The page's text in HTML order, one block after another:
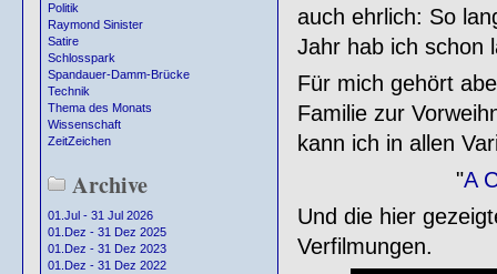
Politik
Raymond Sinister
Satire
Schlosspark
Spandauer-Damm-Brücke
Technik
Thema des Monats
Wissenschaft
ZeitZeichen
Archive
01.Jul - 31 Jul 2026
01.Dez - 31 Dez 2025
01.Dez - 31 Dez 2023
01.Dez - 31 Dez 2022
auch ehrlich: So
Jahr hab ich schon
Für mich gehört
Familie zur
kann ich in allen
"A
Und die hier
Verfilmungen.